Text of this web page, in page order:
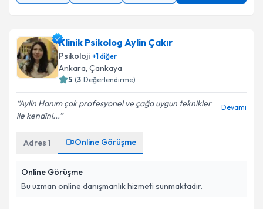
Klinik Psikolog Aylin Çakır
Psikoloji +1diğer
Ankara, Çankaya
5 (3 Değerlendirme)
Aylin Hanım çok profesyonel ve çağa uygun teknikler
ile kendini...
Devamı
Adres 1 Online Görüşme
Online Görüşme
Bu uzman online danışmanlık hizmeti sunmaktadır.